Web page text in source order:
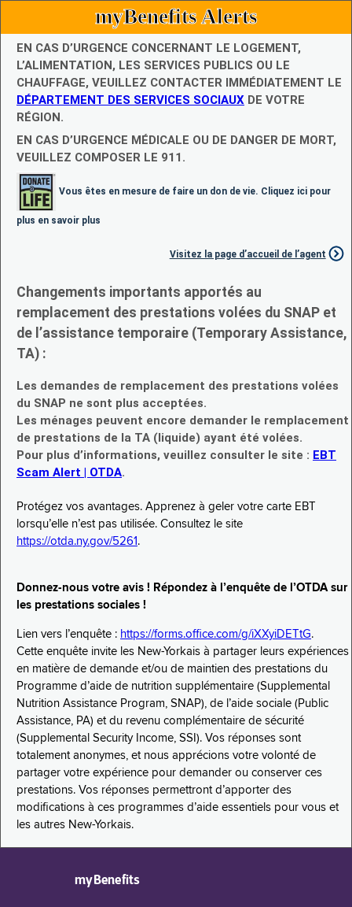
myBenefits Alerts
EN CAS D’URGENCE CONCERNANT LE LOGEMENT,
L’ALIMENTATION, LES SERVICES PUBLICS OU LE
CHAUFFAGE, VEUILLEZ CONTACTER IMMÉDIATEMENT LE
DÉPARTEMENT DES SERVICES SOCIAUX DE VOTRE
RÉGION.
EN CAS D’URGENCE MÉDICALE OU DE DANGER DE MORT,
VEUILLEZ COMPOSER LE 911.
Vous êtes en mesure de faire un don de vie. Cliquez ici pour
plus en savoir plus
Visitez la page d’accueil de l’agent
Changements importants apportés au
remplacement des prestations volées du SNAP et
de l’assistance temporaire (Temporary Assistance,
TA) :
Les demandes de remplacement des prestations volées
du SNAP ne sont plus acceptées.
Les ménages peuvent encore demander le remplacement
de prestations de la TA (liquide) ayant été volées.
Pour plus d’informations, veuillez consulter le site : EBT
Scam Alert | OTDA.
Protégez vos avantages. Apprenez à geler votre carte EBT
lorsqu’elle n’est pas utilisée. Consultez le site
https://otda.ny.gov/5261 .
Donnez-nous votre avis ! Répondez à l’enquête de l’OTDA sur
les prestations sociales !
Lien vers l’enquête : https://forms.office.com/g/iXXyiDETtG.
Cette enquête invite les New-Yorkais à partager leurs expériences
en matière de demande et/ou de maintien des prestations du
Programme d’aide de nutrition supplémentaire (Supplemental
Nutrition Assistance Program, SNAP), de l’aide sociale (Public
Assistance, PA) et du revenu complémentaire de sécurité
(Supplemental Security Income, SSI). Vos réponses sont
totalement anonymes, et nous apprécions votre volonté de
partager votre expérience pour demander ou conserver ces
prestations. Vos réponses permettront d’apporter des
modifications à ces programmes d’aide essentiels pour vous et
les autres New-Yorkais.
myBenefits